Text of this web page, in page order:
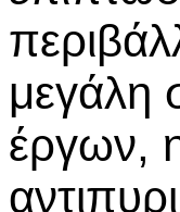
μεγάλη
έργων,